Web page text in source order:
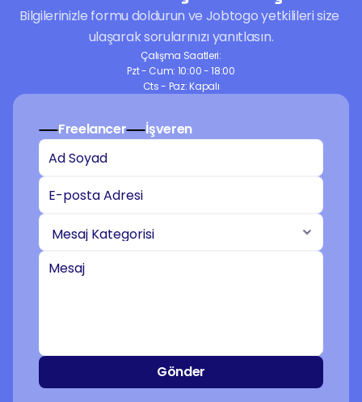
Bilgilerinizle formu doldurun ve Jobtogo yetkilileri size
ulaşarak sorularınızı yanıtlasın.
Çalışma Saatleri:
Pzt - Cum: 10:00 - 18:00
Cts - Paz: Kapalı
Freelancer İşveren
Gönder